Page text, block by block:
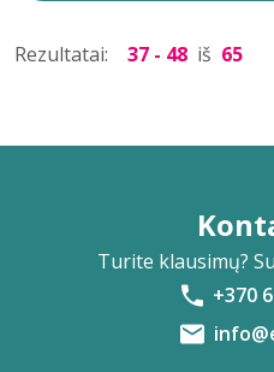
Rezultatai: 37 - 48 iš 65
Turite klausimų?
+370